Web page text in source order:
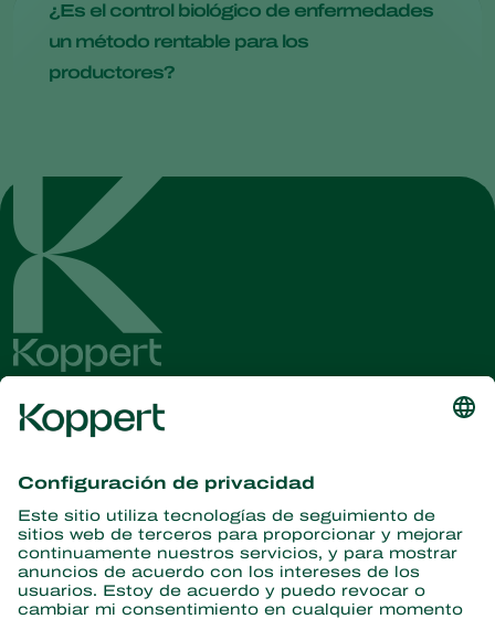
causantes de enfermedades, suprimiendo eficazmente su
presencia.
los pesticidas químicos, la sustitución completa depende de
diversos factores, como el tipo de cultivo y la presión de las
enfermedades.
¿Es el control biológico de enfermedades
un método rentable para los
productores?
información
Suscríbase aquí
Partners with Nature